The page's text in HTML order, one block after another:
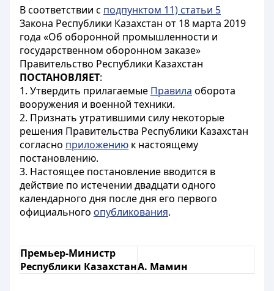
В соответствии с подпунктом 11) статьи 5
Закона Республики Казахстан от 18 марта 2019
года «Об оборонной промышленности и
государственном оборонном заказе»
Правительство Республики Казахстан
ПОСТАНОВЛЯЕТ:
1. Утвердить прилагаемые Правила оборота
вооружения и военной техники.
2. Признать утратившими силу некоторые
решения Правительства Республики Казахстан
согласно приложению к настоящему
постановлению.
3. Настоящее постановление вводится в
действие по истечении двадцати одного
календарного дня после дня его первого
официального опубликования.
Премьер-Министр
Республики КазахстанА. Мамин